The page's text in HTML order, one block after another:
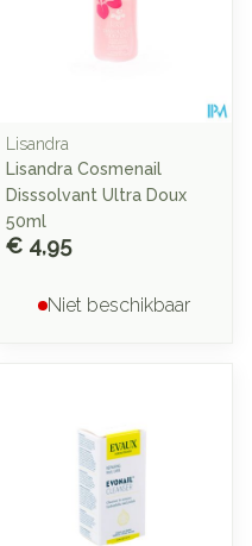
Lisandra
Lisandra Cosmenail
Disssolvant Ultra Doux
50ml
€ 4,95
Niet beschikbaar